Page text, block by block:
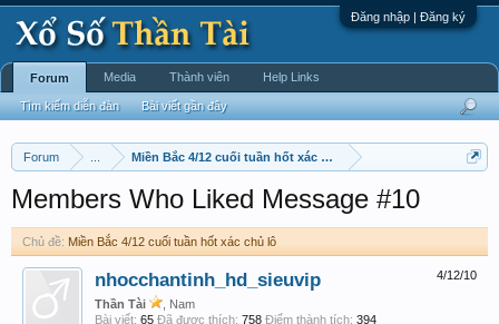
Đăng nhập | Đăng ký
Forum Miền Bắc 4/12 cuối tuần hốt xác chủ lô
Members Who Liked Message #10
Chủ đề: Miền Bắc 4/12 cuối tuần hốt xác chủ lô
4/12/10
nhocchantinh_hd_sieuvip
Thần Tài
, Nam
Bài viết: 65 Đã được thích: 758 Điểm thành tích: 394
Forum
Tìm kiếm diễn đàn Bài viết gần đây
Media Thành viên Help Links